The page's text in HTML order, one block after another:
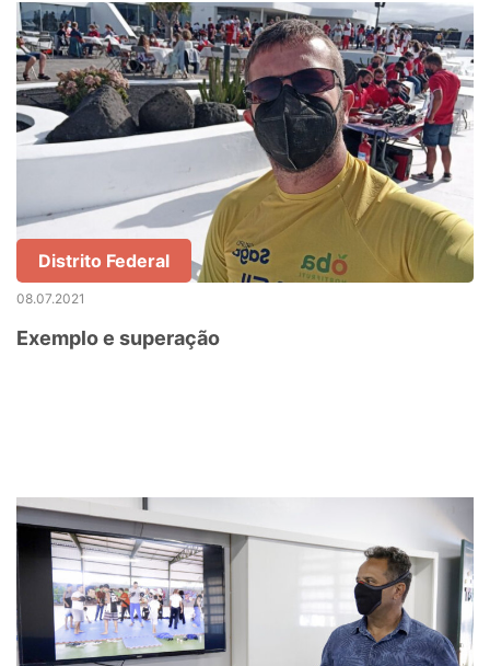
Distrito Federal
08.07.2021
Exemplo e superação